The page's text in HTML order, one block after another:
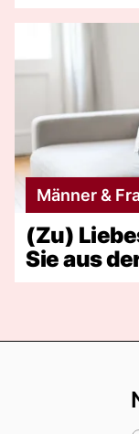
Männer &
(Zu)
Sie aus